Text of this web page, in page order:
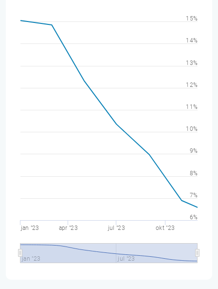
jan "23 apr "23 jul "23 okt "23
jan "23 jul "23
6%
7%
8%
9%
10%
11%
12%
13%
14%
15%